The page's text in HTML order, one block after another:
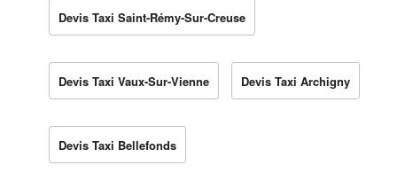
Devis Taxi Saint-Rémy-Sur-Creuse
Devis Taxi Vaux-Sur-Vienne Devis Taxi Archigny
Devis Taxi Bellefonds